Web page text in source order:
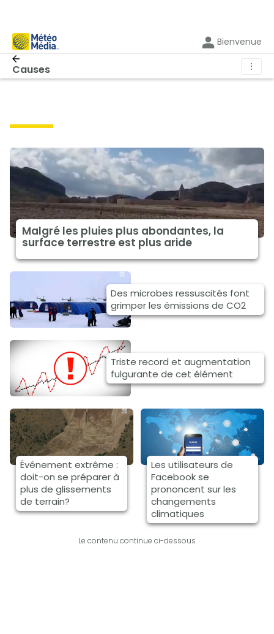
Bienvenue
Causes ⋮
Malgré les pluies plus abondantes, la
surface terrestre est plus aride
Des microbes ressuscités font
grimper les émissions de CO2
Triste record et augmentation
fulgurante de cet élément
Événement extrême :
doit-on se préparer à
plus de glissements
de terrain?
Les utilisateurs de
Facebook se
prononcent sur les
changements
climatiques
Le contenu continue ci-dessous